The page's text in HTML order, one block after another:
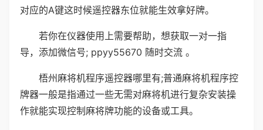
对应的A键这时候遥控器东位就能生效拿好牌。
若你在仪器使用上需要帮助，想获取一对一指
导，添加微信号; ppyy55670 随时交流 。
梧州麻将机程序遥控器哪里有;普通麻将机程序控
牌器一般是指通过一些无需对麻将机进行复杂安装操
作就能实现控制麻将牌功能的设备或工具。